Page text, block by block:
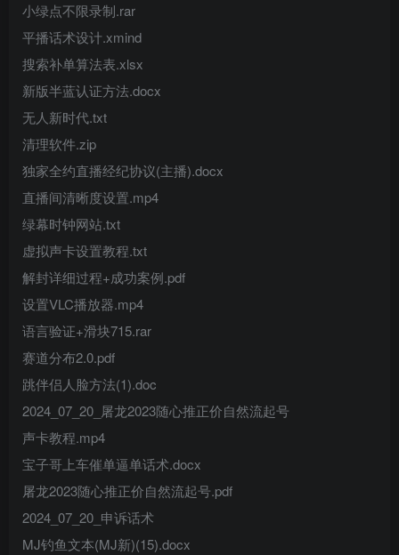
小绿点不限录制.rar
平播话术设计.xmind
搜索补单算法表.xlsx
新版半蓝认证方法.docx
无人新时代.txt
清理软件.zip
独家全约直播经纪协议(主播).docx
直播间清晰度设置.mp4
绿幕时钟网站.txt
虚拟声卡设置教程.txt
解封详细过程+成功案例.pdf
设置VLC播放器.mp4
语言验证+滑块715.rar
赛道分布2.0.pdf
跳伴侣人脸方法(1).doc
2024_07_20_屠龙2023随心推正价自然流起号
声卡教程.mp4
宝子哥上车催单逼单话术.docx
屠龙2023随心推正价自然流起号.pdf
2024_07_20_申诉话术
MJ钓鱼文本(MJ新)(15).docx